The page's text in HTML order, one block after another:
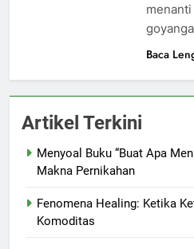
Baca
Artikel Terkini
Menyoal Buku “Buat Apa
Makna Pernikahan
Fenomena Healing: Ketika
Komoditas